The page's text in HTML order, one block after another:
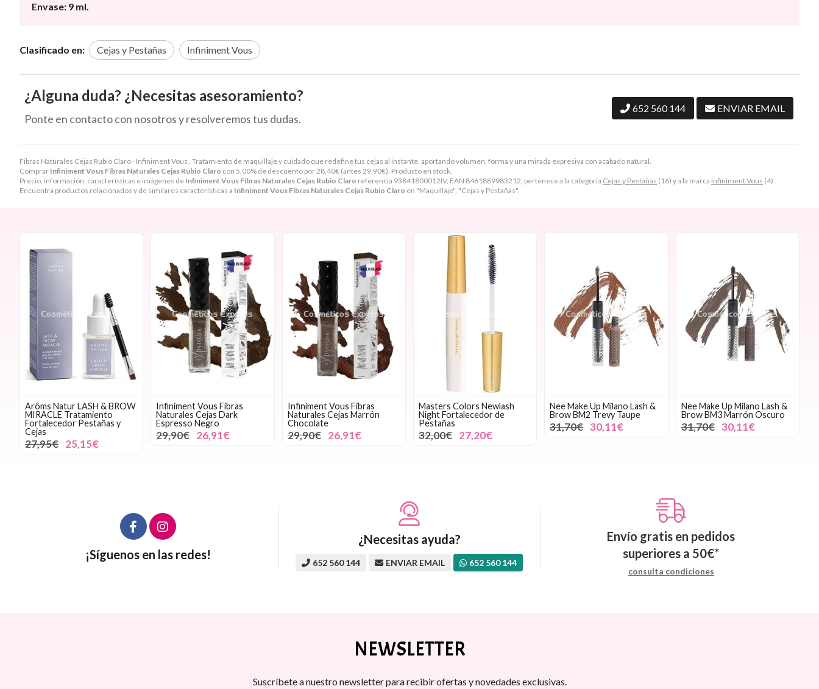
Fibras Naturales Cejas Rubio Claro - Infiniment Vous . Tratamiento de maquillaje y cuidado que redefine tus cejas al instante, aportando volumen, forma y una mirada expresiva con acabado natural.
Comprar Infiniment Vous Fibras Naturales Cejas Rubio Claro con 5,00% de descuento por28,40€ (antes 29,90€). Producto en stock.
Precio, información, características e imágenes de Infiniment Vous Fibras Naturales Cejas Rubio Claro referencia 93841800012IV, EAN 8461889983212, pertenece a la categoría Cejas y Pestañas (16) y a la marca Infiniment Vous (4).
Encuentra productos relacionados y de similares características a Infiniment Vous Fibras Naturales Cejas Rubio Claro en "Maquillaje", "Cejas y Pestañas".
Envase: 9 ml.
Clasificado en: Cejas y Pestañas Infiniment Vous
¿Alguna duda? ¿Necesitas asesoramiento?
Ponte en contacto con nosotros y resolveremos tus dudas.
652 560 144 ENVIAR EMAIL
Arôms Natur LASH & BROW
MIRACLE Tratamiento
Fortalecedor Pestañas y
Cejas
27,95€ 25,15€
Infiniment Vous Fibras
Naturales Cejas Dark
Espresso Negro
29,90€ 26,91€
Infiniment Vous Fibras
Naturales Cejas Marrón
Chocolate
29,90€ 26,91€
Masters Colors Newlash
Night Fortalecedor de
Pestañas
32,00€ 27,20€
Nee Make Up Milano Lash &
Brow BM2 Trevy Taupe
31,70€ 30,11€
Nee Make Up Milano Lash &
Brow BM3 Marrón Oscuro
31,70€ 30,11€
¡Síguenos en las redes!
¿Necesitas ayuda?
652 560 144 ENVIAR EMAIL 652 560 144
Envío gratis en pedidos
superiores a 50€*
consulta condiciones
NEWSLETTER
Suscríbete a nuestro newsletter para recibir ofertas y novedades exclusivas.